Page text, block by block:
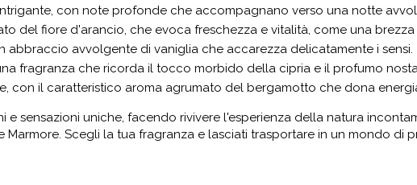
con note profonde che accompagnano verso una notte
del fiore d'arancio, che evoca freschezza e vitalità, come una brezza
abbraccio avvolgente di vaniglia che accarezza delicatamente i sensi.
fragranza che ricorda il tocco morbido della cipria e il profumo
con il caratteristico aroma agrumato del bergamotto che dona
e sensazioni uniche, facendo rivivere l'esperienza della natura
Scegli la tua fragranza e lasciati trasportare in un mondo di